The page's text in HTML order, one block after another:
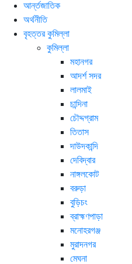
আর্ন্তজাতিক
অর্থনীতি
বৃহত্তর কুমিল্লা
কুমিল্লা
মহানগর
আদর্শ সদর
লালমাই
চান্দিনা
চৌদ্দগ্রাম
তিতাস
দাউদকান্দি
দেবিদ্বার
নাঙ্গলকোট
বরুড়া
বুড়িচং
ব্রাহ্মণপাড়া
মনোহরগঞ্জ
মুরাদনগর
মেঘনা